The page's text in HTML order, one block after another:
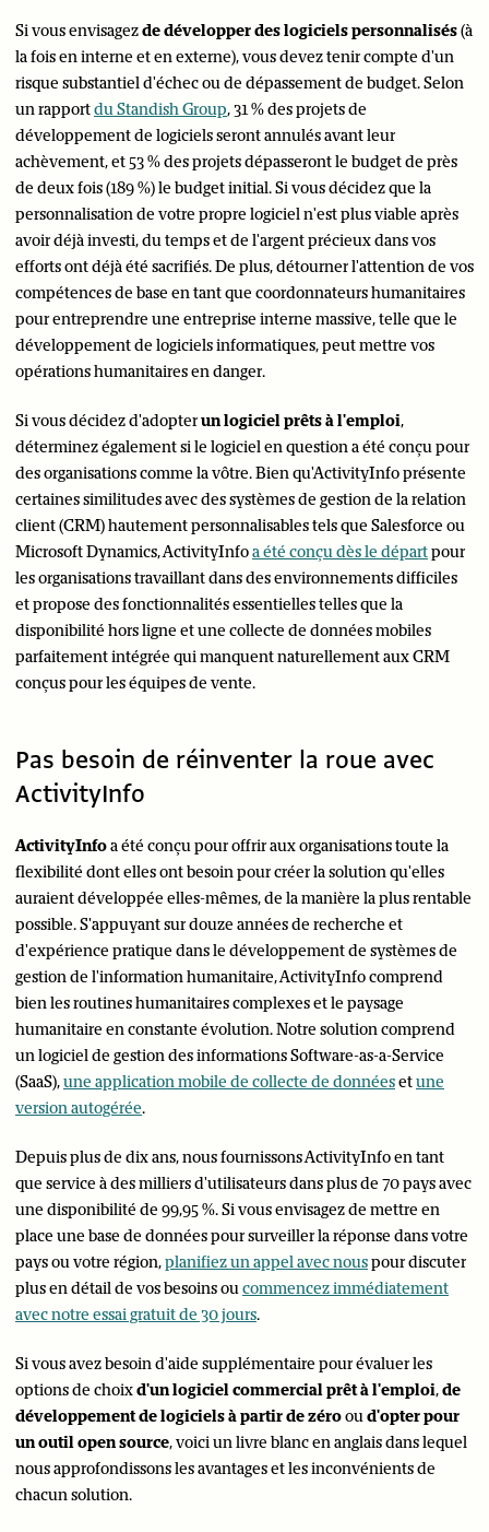
Si vous envisagezde développer des logiciels personnalisés(à
la fois en interne et en externe), vous devez tenir compte d'un
risque substantiel d'échec ou de dépassement de budget. Selon
un rapportdu Standish Group, 31 % des projets de
développement de logiciels seront annulés avant leur
achèvement, et 53 % des projets dépasseront le budget de près
de deux fois (189 %) le budget initial. Si vous décidez que la
personnalisation de votre propre logiciel n'est plus viable après
avoir déjà investi, du temps et de l'argent précieux dans vos
efforts ont déjà été sacrifiés. De plus, détourner l'attention de vos
compétences de base en tant que coordonnateurs humanitaires
pour entreprendre une entreprise interne massive, telle que le
développement de logiciels informatiques, peut mettre vos
opérations humanitaires en danger.
Si vous décidez d'adopterun logiciel prêts à l'emploi,
déterminez également si le logiciel en question a été conçu pour
des organisations comme la vôtre. Bien qu'ActivityInfo présente
certaines similitudes avec des systèmes de gestion de la relation
client (CRM) hautement personnalisables tels que Salesforce ou
Microsoft Dynamics, ActivityInfoa été conçu dès le départpour
les organisations travaillant dans des environnements difficiles
et propose des fonctionnalités essentielles telles que la
disponibilité hors ligne et une collecte de données mobiles
parfaitement intégrée qui manquent naturellement aux CRM
conçus pour les équipes de vente.
Pas besoin de réinventer la roue avec
ActivityInfo
ActivityInfoa été conçu pour offrir aux organisations toute la
flexibilité dont elles ont besoin pour créer la solution qu'elles
auraient développée elles-mêmes, de la manière la plus rentable
possible. S'appuyant sur douze années de recherche et
d'expérience pratique dans le développement de systèmes de
gestion de l'information humanitaire, ActivityInfo comprend
bien les routines humanitaires complexes et le paysage
humanitaire en constante évolution. Notre solution comprend
un logiciel de gestion des informations Software-as-a-Service
(SaaS),une application mobile de collecte de donnéesetune
version autogérée.
Depuis plus de dix ans, nous fournissons ActivityInfo en tant
que service à des milliers d'utilisateurs dans plus de 70 pays avec
une disponibilité de 99,95 %. Si vous envisagez de mettre en
place une base de données pour surveiller la réponse dans votre
pays ou votre région,planifiez un appel avec nouspour discuter
plus en détail de vos besoins oucommencez immédiatement
avec notre essai gratuit de 30 jours.
Si vous avez besoin d'aide supplémentaire pour évaluer les
options de choixd'un logiciel commercial prêt à l'emploi,de
développement de logiciels à partir de zérooud'opter pour
un outil open source, voici un livre blanc en anglais dans lequel
nous approfondissons les avantages et les inconvénients de
chacun solution.